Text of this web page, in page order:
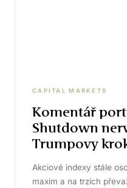
CAPITAL MARKETS
Komentář
Shutdown
Trumpovy
Akciové indexy stále
maxim a na trzích